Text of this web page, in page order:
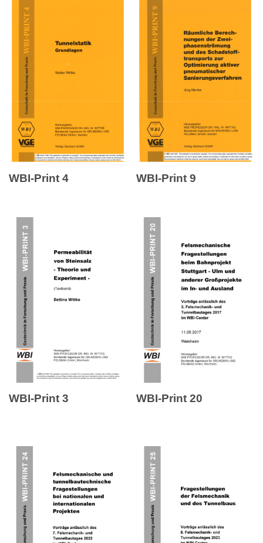
WBI-Print 4 WBI-Print 9
WBI-Print 3 WBI-Print 20